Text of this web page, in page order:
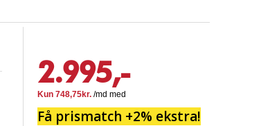
2.995,-
Få prismatch +2% ekstra!